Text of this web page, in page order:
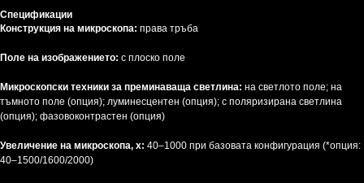
Спецификации
Конструкция на микроскопа: права тръба
Поле на изображението: с плоско поле
Микроскопски техники за преминаваща светлина: на светлото поле; на
тъмното поле (опция); луминесцентен (опция); с поляризирана светлина
(опция); фазовоконтрастен (опция)
Увеличение на микроскопа, х: 40–1000 при базовата конфигурация (*опция:
40–1500/1600/2000)